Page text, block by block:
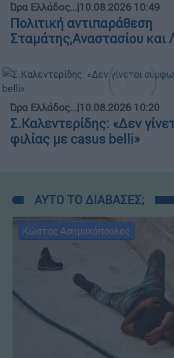
Ώρα Ελλάδος...|10.08.2026 10:49
Πολιτική αντιπαράθεση
Σταμάτης,Αναστασίου και
Ώρα Ελλάδος...|10.08.2026 10:20
Σ.Καλεντερίδης: «Δεν
φιλίας με casus belli»
ΑΥΤΟ ΤΟ ΔΙΑΒΑΣΕΣ;
Κώστας Ασημακόπουλος